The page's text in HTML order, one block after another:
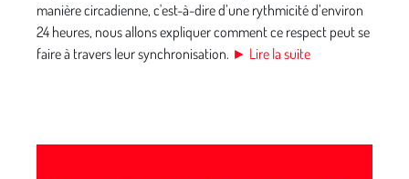
manière circadienne, c'est-à-dire d’une rythmicité d’environ
24 heures, nous allons expliquer comment ce respect peut se
faire à travers leur synchronisation. ► Lire la suite